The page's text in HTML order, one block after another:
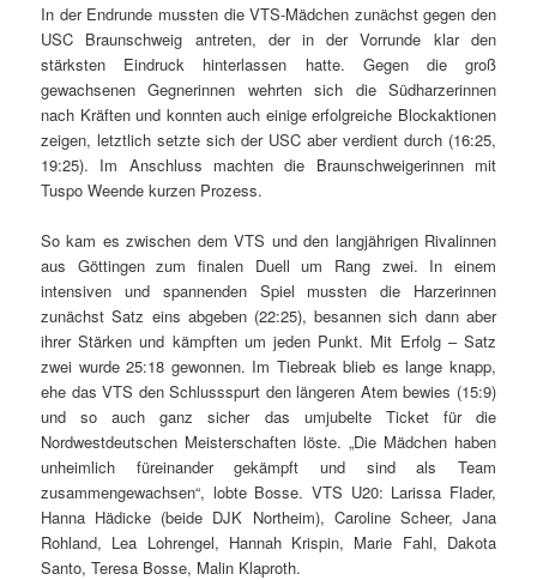
In der Endrunde mussten die VTS-Mädchen zunächst gegen den
USC Braunschweig antreten, der in der Vorrunde klar den
stärksten Eindruck hinterlassen hatte. Gegen die groß
gewachsenen Gegnerinnen wehrten sich die Südharzerinnen
nach Kräften und konnten auch einige erfolgreiche Blockaktionen
zeigen, letztlich setzte sich der USC aber verdient durch (16:25,
19:25). Im Anschluss machten die Braunschweigerinnen mit
Tuspo Weende kurzen Prozess.
So kam es zwischen dem VTS und den langjährigen Rivalinnen
aus Göttingen zum finalen Duell um Rang zwei. In einem
intensiven und spannenden Spiel mussten die Harzerinnen
zunächst Satz eins abgeben (22:25), besannen sich dann aber
ihrer Stärken und kämpften um jeden Punkt. Mit Erfolg – Satz
zwei wurde 25:18 gewonnen. Im Tiebreak blieb es lange knapp,
ehe das VTS den Schlussspurt den längeren Atem bewies (15:9)
und so auch ganz sicher das umjubelte Ticket für die
Nordwestdeutschen Meisterschaften löste. „Die Mädchen haben
unheimlich füreinander gekämpft und sind als Team
zusammengewachsen“, lobte Bosse. VTS U20: Larissa Flader,
Hanna Hädicke (beide DJK Northeim), Caroline Scheer, Jana
Rohland, Lea Lohrengel, Hannah Krispin, Marie Fahl, Dakota
Santo, Teresa Bosse, Malin Klaproth.